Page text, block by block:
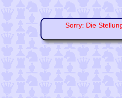
Sorry: Die